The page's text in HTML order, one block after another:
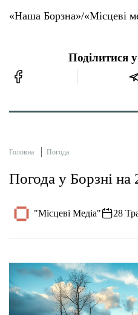
«Наша Борзна»/«Місцеві
Поділитися
Головна Погода
Погода у Борзні на
"Місцеві Медіа" 28